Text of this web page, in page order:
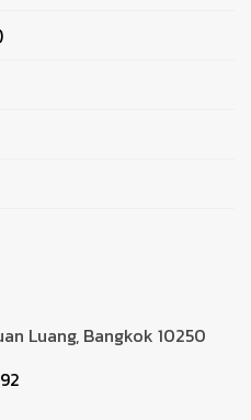
Luang, Bangkok 10250